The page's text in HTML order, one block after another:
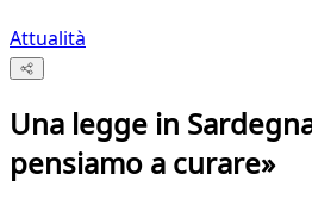
Attualità
Una legge in
pensiamo a curare»